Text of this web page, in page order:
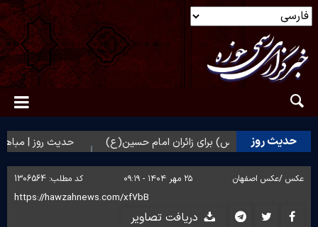
حدیث روز
حضرت زهرا(س) برای زائران امام حسین(ع) حدیث روز |
عکس /عکس اصفهان ۲۵ مهر ۱۴۰۴ - ۰۹:۱۹ کد مطلب: 1306564
دریافت تصاویر